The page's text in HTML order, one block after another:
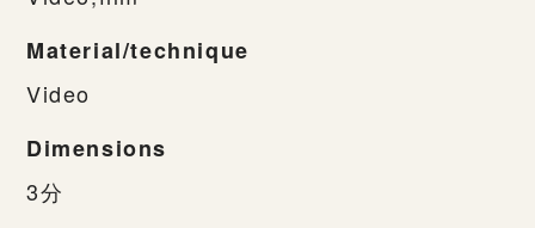
Material/technique
Video
Dimensions
3分